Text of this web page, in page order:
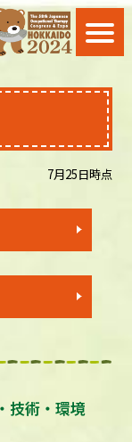
7月25日時点
技術・環境